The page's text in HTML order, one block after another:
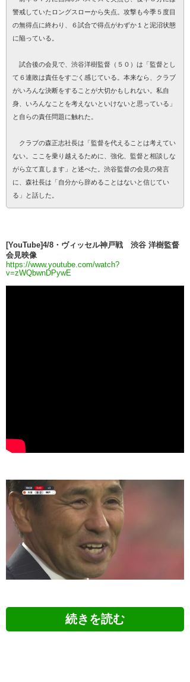
警戒していたロングスローから失点。攻撃も今季５度目
の無得点に終わり、６試合で得点がわずか１と泥沼状態
に陥っている。
試合後の会見で、渋谷洋樹監督（５０）は「監督とし
て６連敗は責任をすごく感じている。本来なら、クラブ
がいろんな決断をすることが大切かもしれない。私自
身、いろんなことを考えないといけないと思っている」
と自らの責任問題に触れた。
クラブの森正志社長は「監督を代えることは考えてい
ない。ここを乗り越えるために、強化、監督と相談しな
がら立て直します」と述べた。渋谷監督の会見の発言
に、森社長は「自分から辞めることはないと信じてい
る」と話した。
[YouTube]4/8・ヴィッセル神戸戦 渋谷 洋樹監督
会見映像
https://www.youtube.com/watch?
v=zWQbwnDPywE